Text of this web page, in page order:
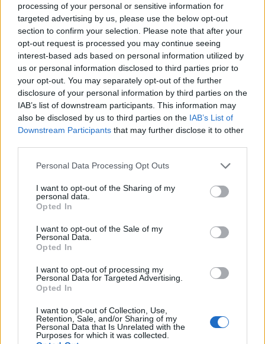
processing of your personal or sensitive information for
targeted advertising by us, please use the below opt-out
section to confirm your selection. Please note that after your
opt-out request is processed you may continue seeing
interest-based ads based on personal information utilized by
us or personal information disclosed to third parties prior to
your opt-out. You may separately opt-out of the further
disclosure of your personal information by third parties on the
IAB’s list of downstream participants. This information may
also be disclosed by us to third parties on the IAB’s List of
Downstream Participants that may further disclose it to other
Personal Data Processing Opt Outs
I want to opt-out of the Sharing of my
personal data.
Opted In
I want to opt-out of the Sale of my
Personal Data.
Opted In
I want to opt-out of processing my
Personal Data for Targeted Advertising.
Opted In
I want to opt-out of Collection, Use,
Retention, Sale, and/or Sharing of my
Personal Data that Is Unrelated with the
Purposes for which it was collected.
PD: Soy de Barcelona, asique no tengo ni idea de ningun taller
bueno por tu zona!
Editado14 de Diciembre del 2009 por KaRTs
Responder
Avatar
Publicado14 de Diciembre del 2009
KaRTs dijo:
Bueno compañeros, nadie sabe más consejos de cara a
pasar las revisiones del coche??
Hombre, hay una muy básica, que creo que ya sabemos todos:
Comprar una garrafa de liquido de limpiaparabrisas en carrefour
Responder